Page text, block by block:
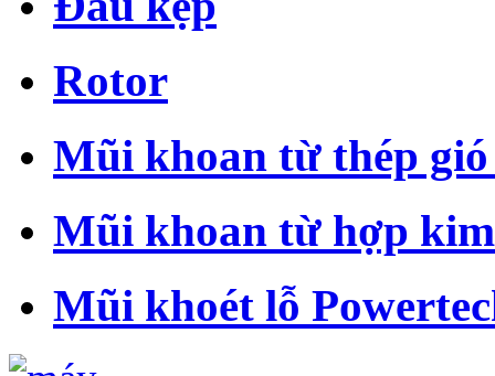
Rotor
Mũi khoan từ thép gió
Mũi khoan từ hợp
Mũi khoét lỗ